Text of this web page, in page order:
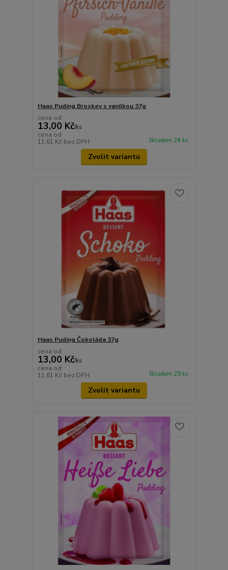
Haas Puding Broskev s vanilkou 37g
cena od
13,00 Kč/ks
cena od
11,61 Kč bez DPH Skladem 24 ks
Zvolit variantu
Haas Puding Čokoláda 37g
cena od
13,00 Kč/ks
cena od
11,61 Kč bez DPH Skladem 29 ks
Zvolit variantu